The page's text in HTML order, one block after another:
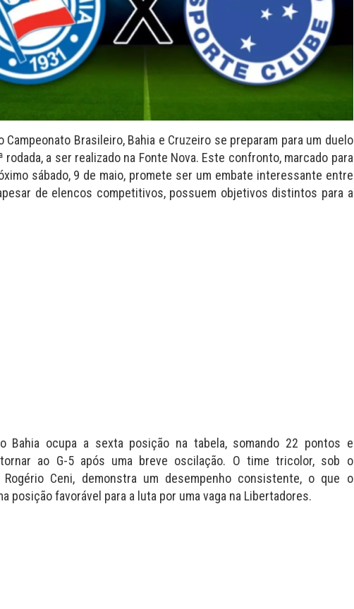
Campeonato Brasileiro, Bahia e Cruzeiro se preparam para um duelo
rodada, a ser realizado na Fonte Nova. Este confronto, marcado para
sábado, 9 de maio, promete ser um embate interessante entre
de elencos competitivos, possuem objetivos distintos para a
Bahia ocupa a sexta posição na tabela, somando 22 pontos e
ao G-5 após uma breve oscilação. O time tricolor, sob o
Rogério Ceni, demonstra um desempenho consistente, o que o
posição favorável para a luta por uma vaga na Libertadores.